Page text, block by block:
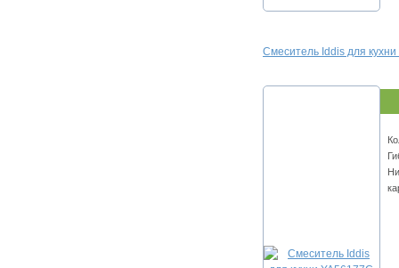
Смеситель Iddis для